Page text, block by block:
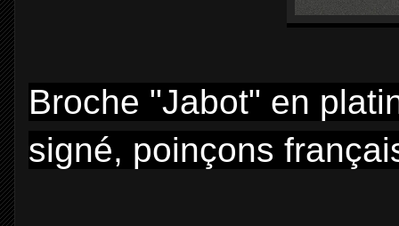
Broche "Jabot" en
signé, poinçons